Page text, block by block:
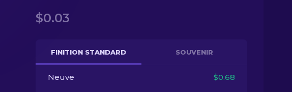
$0.03
FINITION STANDARD SOUVENIR
Neuve $0.68